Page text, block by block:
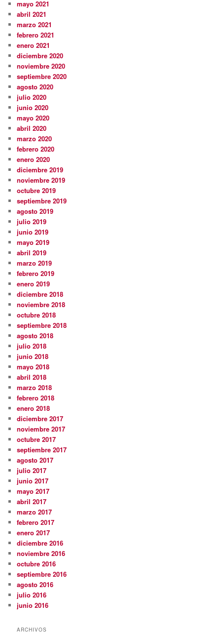
mayo 2021
abril 2021
marzo 2021
febrero 2021
enero 2021
diciembre 2020
noviembre 2020
septiembre 2020
agosto 2020
julio 2020
junio 2020
mayo 2020
abril 2020
marzo 2020
febrero 2020
enero 2020
diciembre 2019
noviembre 2019
octubre 2019
septiembre 2019
agosto 2019
julio 2019
junio 2019
mayo 2019
abril 2019
marzo 2019
febrero 2019
enero 2019
diciembre 2018
noviembre 2018
octubre 2018
septiembre 2018
agosto 2018
julio 2018
junio 2018
mayo 2018
abril 2018
marzo 2018
febrero 2018
enero 2018
diciembre 2017
noviembre 2017
octubre 2017
septiembre 2017
agosto 2017
julio 2017
junio 2017
mayo 2017
abril 2017
marzo 2017
febrero 2017
enero 2017
diciembre 2016
noviembre 2016
octubre 2016
septiembre 2016
agosto 2016
julio 2016
junio 2016
ARCHIVOS